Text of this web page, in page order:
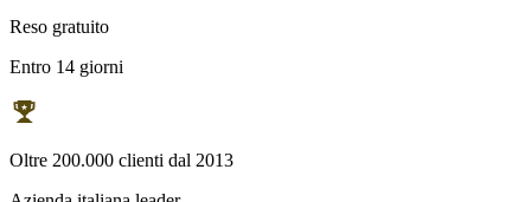
Reso gratuito
Entro 14 giorni
Oltre 200.000 clienti dal 2013